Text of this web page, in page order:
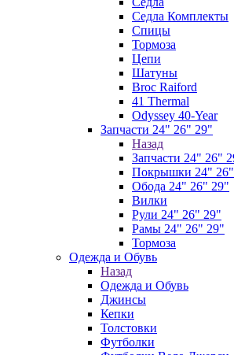
Седла Комплекты
Спицы
Тормоза
Цепи
Шатуны
Broc Raiford
41 Thermal
Odyssey 40-Year
Запчасти 24" 26" 29"
Назад
Запчасти 24" 26"
Покрышки 24"
Обода 24" 26" 29"
Вилки
Рули 24" 26" 29"
Рамы 24" 26" 29"
Тормоза
Одежда и Обувь
Назад
Одежда и Обувь
Джинсы
Кепки
Толстовки
Футболки